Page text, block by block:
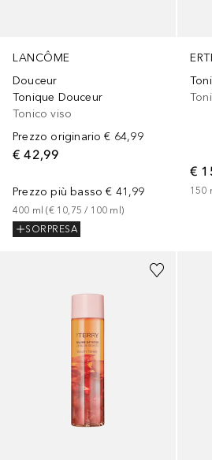
LANCÔME
Douceur
Tonique Douceur
Tonico viso
Prezzo originario € 64,99
€ 42,99
Prezzo più basso € 41,99
400 ml (€ 10,75 / 100 ml )
SORPRESA
€
150